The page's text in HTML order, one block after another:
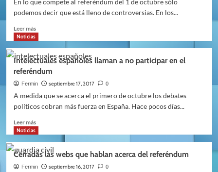
del
referéndum
En lo que compete al referéndum del 1 de octubre sólo
podemos decir que está lleno de controversias. En los...
Leer másLeer
más
El
referéndum
es
víctima
de
manipulaciones
constantes
Noticias
Intelectuales españoles llaman a no participar en el
referéndum
Fermin septiembre 17, 2017 0
A medida que se acerca el primero de octubre los debates
políticos cobran más fuerza en España. Hace pocos días...
Leer másLeer
más
Intelectuales
españoles
llaman
Noticias
Cerradas las webs que hablan acerca del referéndum
Fermin septiembre 16, 2017 0